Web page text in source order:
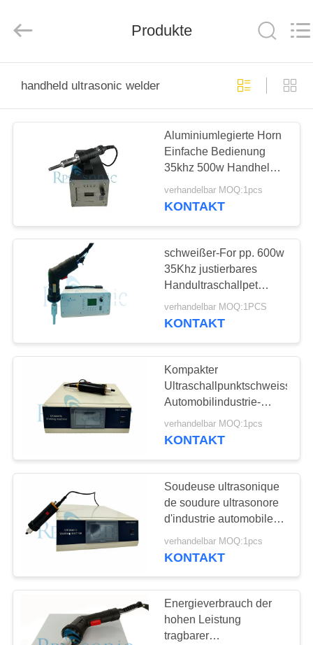
PRODUKTE
ÜBER
FABRIK-
AUSFLUG
QUALITÄTSKONTROLLE
TRETEN
SIE
UNS
VERBINDUNG
NACHRICHTEN
FÄLLE
SITEMAP
DATENSCHUTZRICHTLINIE
Ltd..
Produkte
handheld ultrasonic welder
Aluminiumlegierte Horn
Einfache Bedienung
35khz 500w Handheld
Ultraschallschweißer
verhandelbar MOQ:1pcs
KONTAKT
schweißer-For pp. 600w
35Khz justierbares
Handultraschallpet
Schweißen
verhandelbar MOQ:1PCS
KONTAKT
Kompakter
Ultraschallpunktschweissen-
Automobilindustrie-
Ultraschallschweißer
verhandelbar MOQ:1pcs
KONTAKT
Soudeuse ultrasonique
de soudure ultrasonore
d'industrie automobile
compacte d'équipement
verhandelbar MOQ:1pcs
KONTAKT
Energieverbrauch der
hohen Leistung
tragbarer